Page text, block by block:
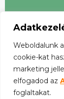
Weboldalunk
cookie-kat
marketing
elfogadod az
foglaltakat.